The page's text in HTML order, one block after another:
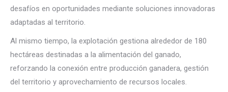
desafíos en oportunidades mediante soluciones innovadoras
adaptadas al territorio.
Al mismo tiempo, la explotación gestiona alrededor de 180
hectáreas destinadas a la alimentación del ganado,
reforzando la conexión entre producción ganadera, gestión
del territorio y aprovechamiento de recursos locales.